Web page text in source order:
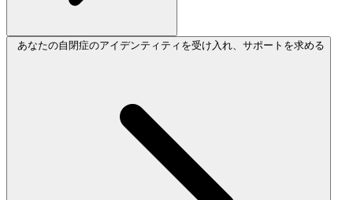
あなたの自閉症のアイデンティティを受け入れ、サポートを求める